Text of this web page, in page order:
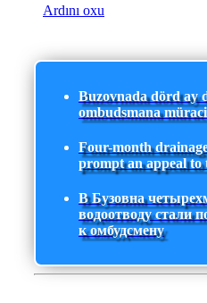
Ardını oxu
Buzovnada dörd ay
ombudsmana
Four-month
prompt an appeal to
В Бузовна
водоотводу стали
к омбудсмену